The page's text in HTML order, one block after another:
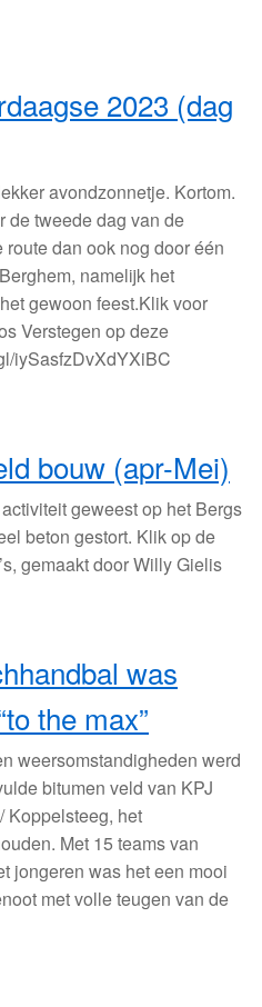
2023 (dag
avondzonnetje. Kortom.
de tweede dag van de
dan ook nog door één
namelijk het
gewoon feest.Klik voor
Verstegen op deze
iySasfzDvXdYXiBC
bouw (apr-Mei)
geweest op het Bergs
beton gestort. Klik op de
gemaakt door Willy Gielis
was
the max”
weersomstandigheden werd
bitumen veld van KPJ
Koppelsteeg, het
Met 15 teams van
jongeren was het een mooi
met volle teugen van de